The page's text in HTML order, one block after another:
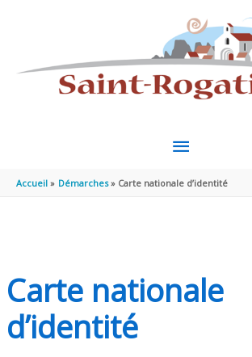
MENU
PRINCIPAL
Accueil Démarches Carte nationale d’identité
Carte nationale
d’identité